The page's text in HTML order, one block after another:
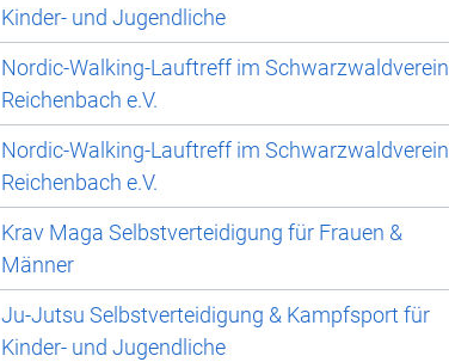
Kinder- und Jugendliche
Nordic-Walking-Lauftreff im Schwarzwaldverein
Reichenbach e.V.
Nordic-Walking-Lauftreff im Schwarzwaldverein
Reichenbach e.V.
Krav Maga Selbstverteidigung für Frauen &
Männer
Ju-Jutsu Selbstverteidigung & Kampfsport für
Kinder- und Jugendliche